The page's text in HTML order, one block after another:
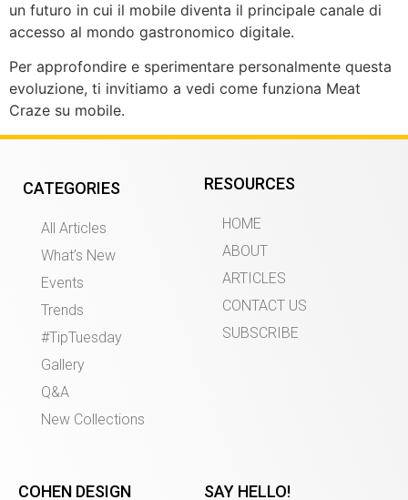
un futuro in cui il mobile diventa il principale canale di
accesso al mondo gastronomico digitale.
Per approfondire e sperimentare personalmente questa
evoluzione, ti invitiamo a vedi come funziona Meat
Craze su mobile.
CATEGORIES
All Articles
What’s New
Events
Trends
#TipTuesday
Gallery
Q&A
New Collections
RESOURCES
HOME
ABOUT
ARTICLES
CONTACT US
SUBSCRIBE
COHEN DESIGN
SAY HELLO!